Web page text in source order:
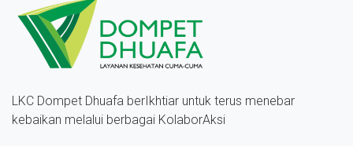
LKC Dompet Dhuafa berIkhtiar untuk terus menebar
kebaikan melalui berbagai KolaborAksi